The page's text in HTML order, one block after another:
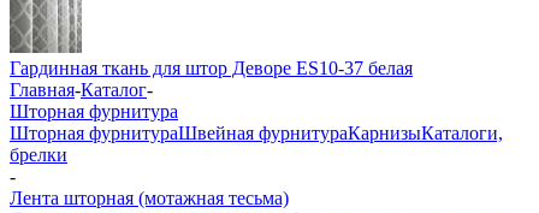
Гардинная ткань для штор Деворе ES10-37 белая
Главная-Каталог-
Шторная фурнитура
Шторная фурнитураШвейная фурнитураКарнизыКаталоги,
брелки
-
Лента шторная (мотажная тесьма)